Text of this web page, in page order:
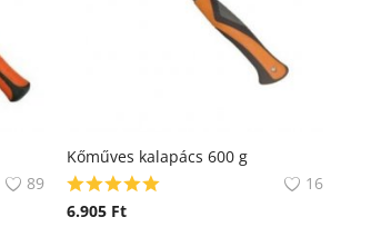
89
Kőműves kalapács 600 g
16
6.905 Ft